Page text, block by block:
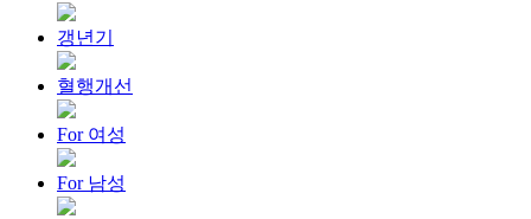
갱년기
혈행개선
For 여성
For 남성